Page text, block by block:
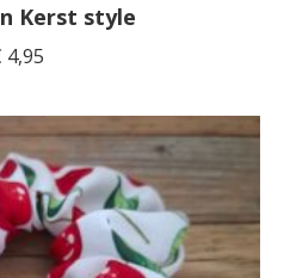
Kerst style
4,95